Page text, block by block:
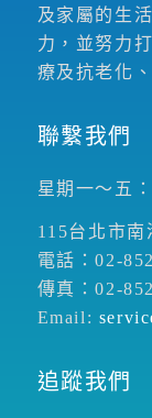
及家屬的生
力，並努力
療及抗老化
聯繫我們
星期一～五
115台北市南
電話：02-
傳真：02-
Email:
追蹤我們